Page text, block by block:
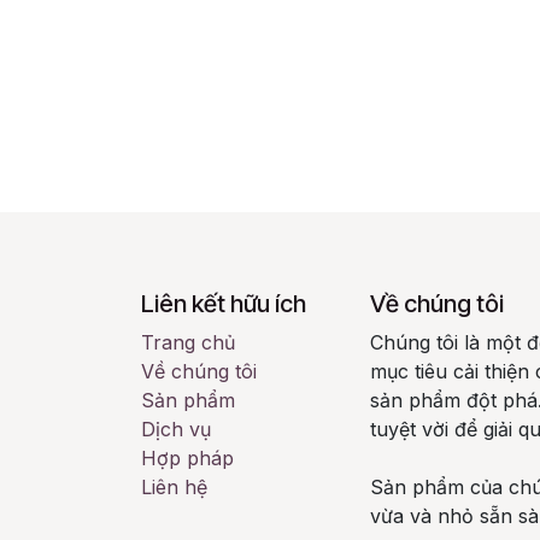
Liên kết hữu ích
Trang chủ
Về chúng tôi
Sản phẩm
Dịch vụ
Hợp pháp
Liên hệ
Về chúng tôi
Chúng tôi là một
mục tiêu cải thiện
sản phẩm đột
tuyệt vời để giải
Sản phẩm của
vừa và nhỏ sẵn